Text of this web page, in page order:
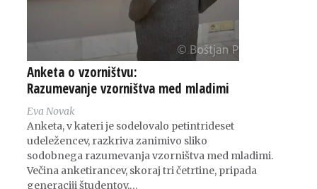
Anketa o vzorništvu:
Razumevanje vzorništva med mladimi
Eva Novak
Anketa, v kateri je sodelovalo petintrideset
udeležencev, razkriva zanimivo sliko
sodobnega razumevanja vzorništva med mladimi.
Večina anketirancev, skoraj tri četrtine, pripada
generaciji študentov,…